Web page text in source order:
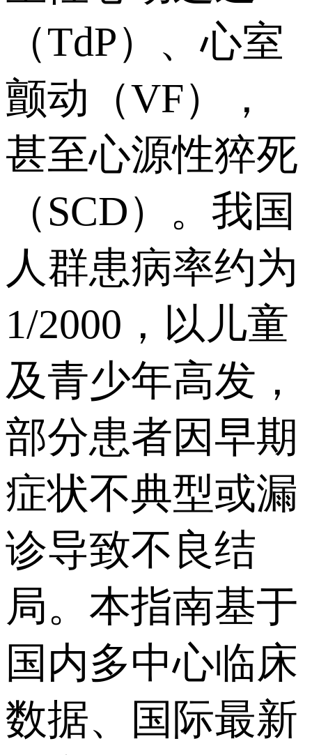
（TdP）、心室
颤动（VF），
甚至心源性猝死
（SCD）。我国
人群患病率约为
1/2000，以儿童
及青少年高发，
部分患者因早期
症状不典型或漏
诊导致不良结
局。本指南基于
国内多中心临床
数据、国际最新